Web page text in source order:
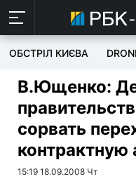
ОБСТРІЛ КИЄВА
В.Ющенко:
сорвать
15:19 18.09.2008 Чт